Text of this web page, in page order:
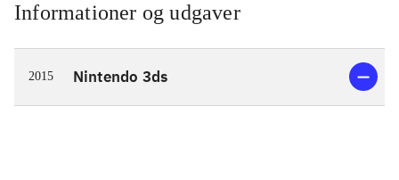
Informationer og udgaver
2015 Nintendo 3ds